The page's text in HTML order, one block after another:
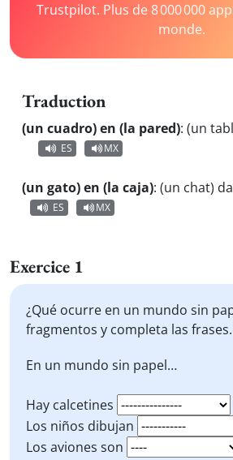
Trustpilot. Plus de 8 000 000
monde.
Traduction
(un cuadro) en (la pared): (un
ES MX
(un gato) en (la caja): (un chat)
ES MX
Exercice 1
¿Qué ocurre en un mundo sin
fragmentos y completa las frases.
En un mundo sin papel…
Hay calcetines
Los niños dibujan
Los aviones son